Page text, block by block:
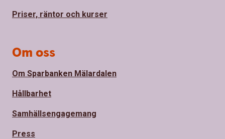
Priser, räntor och kurser
Om oss
Om Sparbanken Mälardalen
Hållbarhet
Samhällsengagemang
Press